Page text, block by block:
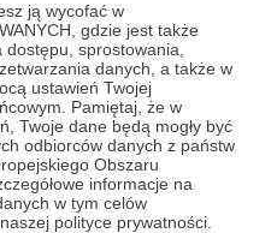
ją wycofać w
gdzie jest także
sprostowania,
danych, a także w
ustawień Twojej
Pamiętaj, że w
Twoje dane będą mogły być
odbiorców danych z państw
Obszaru
informacje na
w tym celów
polityce prywatności.
okazane wsparcie! To
mogli czynnie
naszej kampanii! Poza
będziecie mogli: